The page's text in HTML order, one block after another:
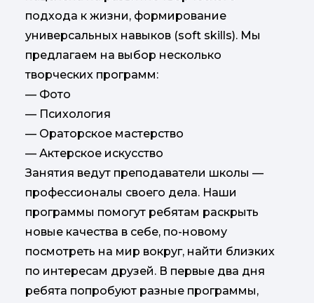
подхода к жизни, формирование
универсальных навыков (soft skills). Мы
предлагаем на выбор несколько
творческих программ:
— Фото
— Психология
— Ораторское мастерство
— Актерское искусство
Занятия ведут преподаватели школы —
профессионалы своего дела. Наши
программы помогут ребятам раскрыть
новые качества в себе, по-новому
посмотреть на мир вокруг, найти близких
по интересам друзей. В первые два дня
ребята попробуют разные программы,